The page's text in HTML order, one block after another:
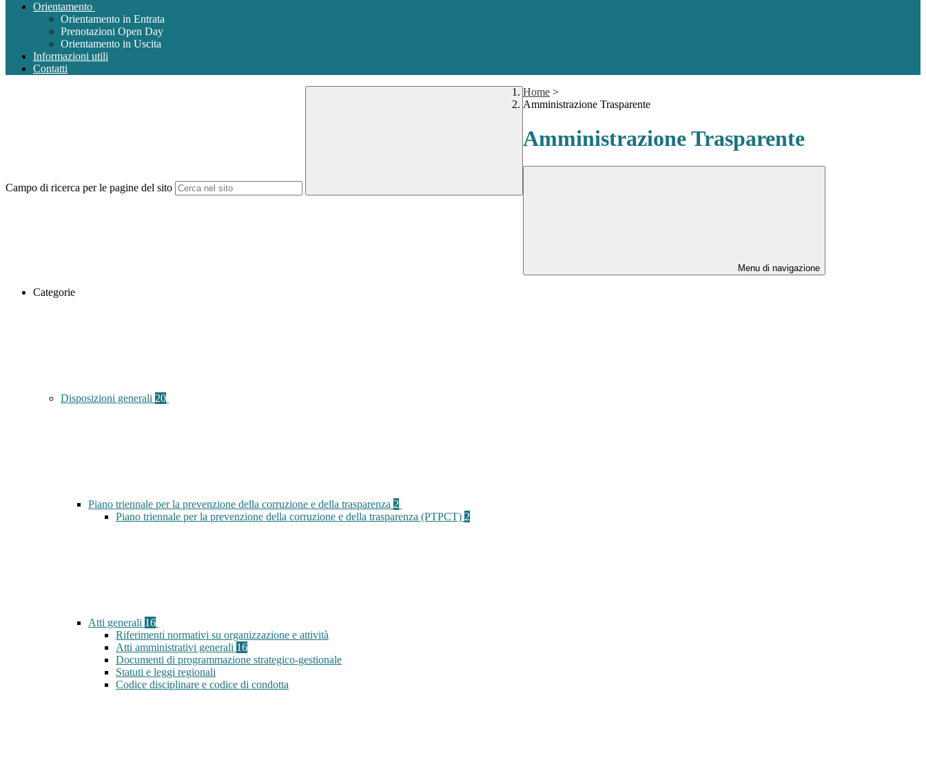
Orientamento
Orientamento in Entrata
Prenotazioni Open Day
Orientamento in Uscita
Informazioni utili
Contatti
Campo di ricerca per le pagine del sito
Home >
Amministrazione Trasparente
Amministrazione Trasparente
Menu di navigazione
Categorie
Disposizioni generali 20
Piano triennale per la prevenzione della corruzione e della trasparenza 2
Piano triennale per la prevenzione della corruzione e della trasparenza (PTPCT) 2
Atti generali 16
Riferimenti normativi su organizzazione e attività
Atti amministrativi generali 16
Documenti di programmazione strategico-gestionale
Statuti e leggi regionali
Codice disciplinare e codice di condotta